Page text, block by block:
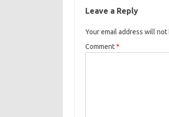
Leave a Reply
Your email address will not
Comment*